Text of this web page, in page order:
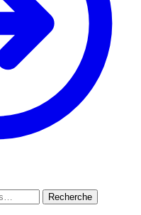
Recherche